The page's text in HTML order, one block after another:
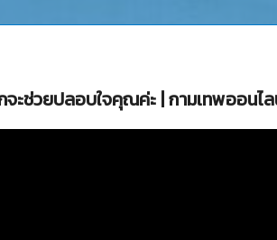
จะช่วยปลอบใจคุณค่ะ | กามเทพออนไ